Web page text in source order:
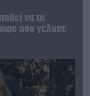
να τα
που γέλασε